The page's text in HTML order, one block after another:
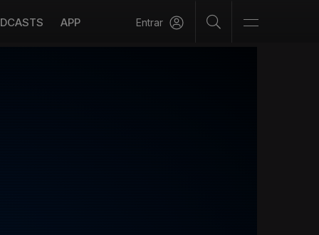
APP Entrar